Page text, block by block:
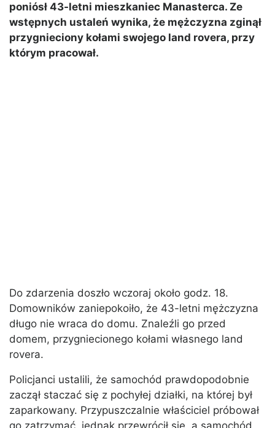
poniósł 43-letni mieszkaniec Manasterca. Ze
wstępnych ustaleń wynika, że mężczyzna zginął
przygnieciony kołami swojego land rovera, przy
którym pracował.
Do zdarzenia doszło wczoraj około godz. 18.
Domowników zaniepokoiło, że 43-letni mężczyzna
długo nie wraca do domu. Znaleźli go przed
domem, przygniecionego kołami własnego land
rovera.
Policjanci ustalili, że samochód prawdopodobnie
zaczął staczać się z pochyłej działki, na której był
zaparkowany. Przypuszczalnie właściciel próbował